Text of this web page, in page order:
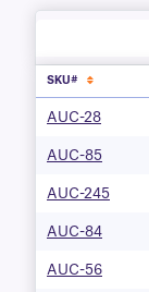
SKU#
AUC-28
AUC-85
AUC-245
AUC-84
AUC-56